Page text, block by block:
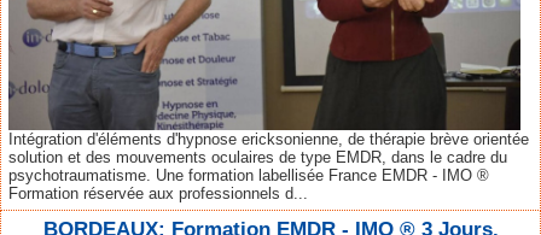
Intégration d'éléments d'hypnose ericksonienne, de thérapie brève orientée
solution et des mouvements oculaires de type EMDR, dans le cadre du
psychotraumatisme. Une formation labellisée France EMDR - IMO ®
Formation réservée aux professionnels d...
BORDEAUX: Formation EMDR - IMO ® 3 Jours.